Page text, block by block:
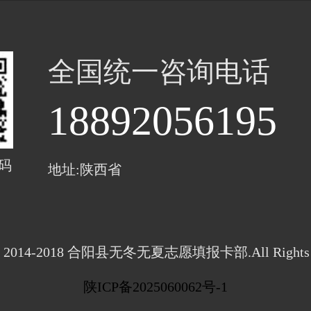
全国统一咨询电话
18892056195
地址:陕西省
2018 合阳县无冬无夏志愿填报卡部.All Rights
陕ICP备2025060062号-1